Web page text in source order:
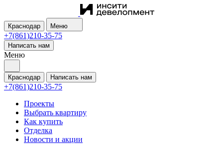
Краснодар Меню
+7(861)210-35-75
Написать нам
Меню
Краснодар Написать нам
+7(861)210-35-75
Проекты
Выбрать квартиру
Как купить
Отделка
Новости и акции